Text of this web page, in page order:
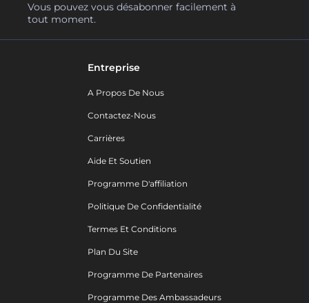
Vous pouvez vous désabonner facilement à
tout moment.
Entreprise
A Propos De Nous
Contactez-Nous
Carrières
Aide Et Soutien
Programme D'affiliation
Politique De Confidentialité
Termes Et Conditions
Plan Du Site
Programme De Partenaires
Programme Des Ambassadeurs